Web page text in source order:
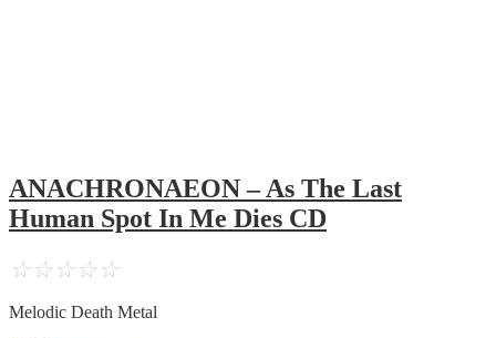
ANACHRONAEON – As The Last
Human Spot In Me Dies CD
☆☆☆☆☆
Melodic Death Metal